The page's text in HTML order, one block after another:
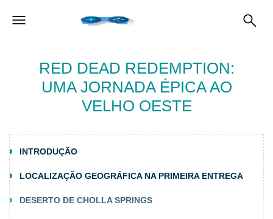
RED DEAD REDEMPTION:
UMA JORNADA ÉPICA AO
VELHO OESTE
INTRODUÇÃO
LOCALIZAÇÃO GEOGRÁFICA NA PRIMEIRA ENTREGA
DESERTO DE CHOLLA SPRINGS